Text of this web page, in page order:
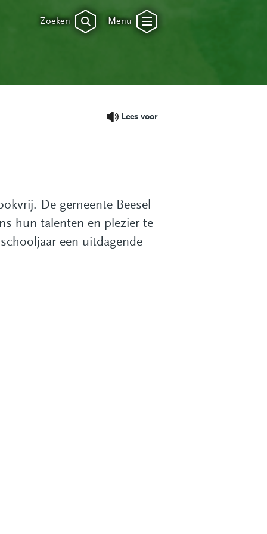
Zoeken Menu
Lees voor
De gemeente Beesel
hun talenten en plezier te
een uitdagende